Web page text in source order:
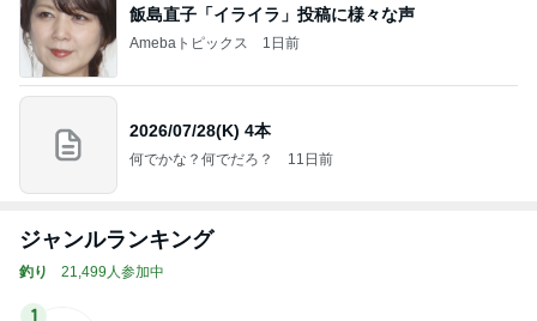
飯島直子「イライラ」投稿に様々な声
Amebaトピックス 1日前
2026/07/28(K) 4本
何でかな？何でだろ？ 11日前
ジャンルランキング
釣り 21,499人参加中
1